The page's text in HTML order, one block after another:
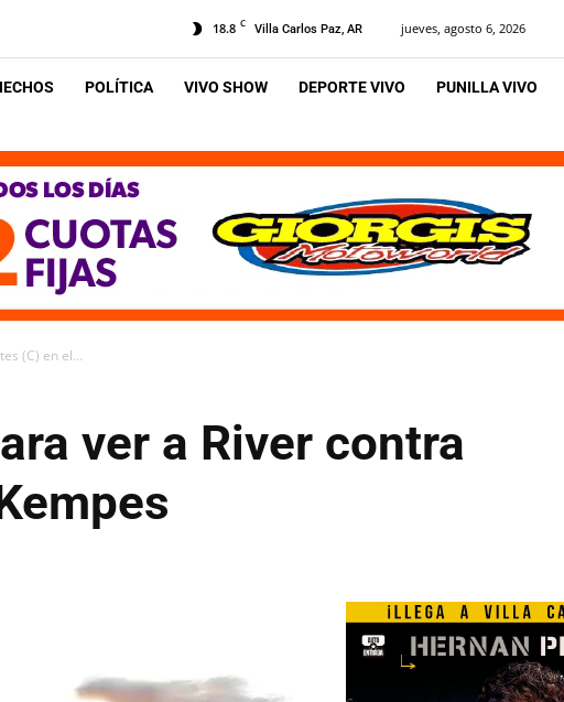
18.8 C Villa Carlos Paz, AR jueves, agosto 6, 2026
POLÍTICA VIVO SHOW DEPORTE VIVO PUNILLA VIVO
(C) en el...
ver a River contra